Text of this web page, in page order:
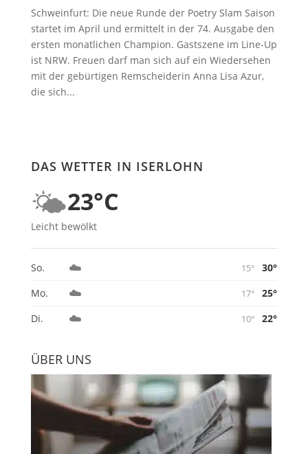
Schweinfurt: Die neue Runde der Poetry Slam Saison
startet im April und ermittelt in der 74. Ausgabe den
ersten monatlichen Champion. Gastszene im Line-Up
ist NRW. Freuen darf man sich auf ein Wiedersehen
mit der gebürtigen Remscheiderin Anna Lisa Azur,
die sich...
DAS WETTER IN ISERLOHN
🌤️23°C
Leicht bewölkt
So. ☁️ 15°
30°
Mo.
☁️ 17°
25°
Di.
☁️ 10° 22°
ÜBER UNS